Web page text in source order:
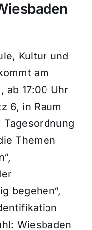
Kultur und
am
ab 17:00 Uhr
6, in Raum
Tagesordnung
Themen
begehen“,
Wiesbaden